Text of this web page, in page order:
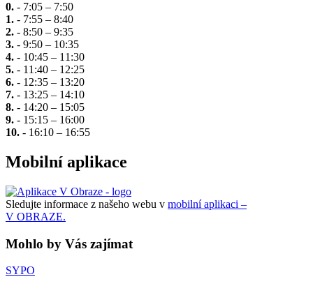
0. - 7:05 – 7:50
1. - 7:55 – 8:40
2. - 8:50 – 9:35
3. - 9:50 – 10:35
4. - 10:45 – 11:30
5. - 11:40 – 12:25
6. - 12:35 – 13:20
7. - 13:25 – 14:10
8. - 14:20 – 15:05
9. - 15:15 – 16:00
10. - 16:10 – 16:55
Mobilní aplikace
Sledujte informace z našeho webu v mobilní aplikaci –
V OBRAZE.
Mohlo by Vás zajímat
SYPO